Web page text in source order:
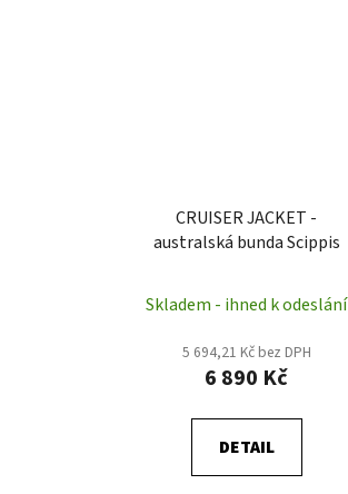
CRUISER JACKET -
australská bunda Scippis
Skladem - ihned k odeslání
5 694,21 Kč bez DPH
6 890 Kč
DETAIL